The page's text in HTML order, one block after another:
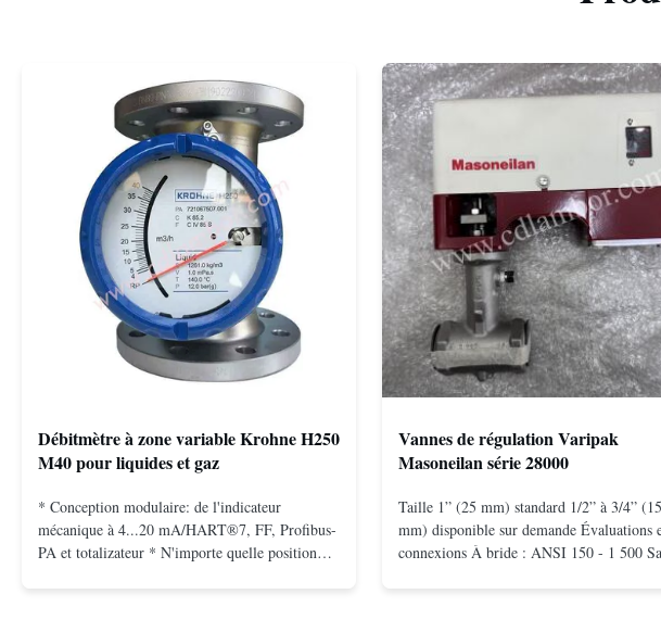
Débitmètre à zone variable Krohne H250
M40 pour liquides et gaz
* Conception modulaire: de l'indicateur
mécanique à 4...20 mA/HART®7, FF, Profibus-
PA et totalizateur * N'importe quelle position
Vannes de régulation Varipak
Masoneilan série 28000
Taille 1” (25 mm) standard 1/2” à 3/4”
mm) disponible sur demande Évaluations
connexions À bride : ANSI 150 - 1 500